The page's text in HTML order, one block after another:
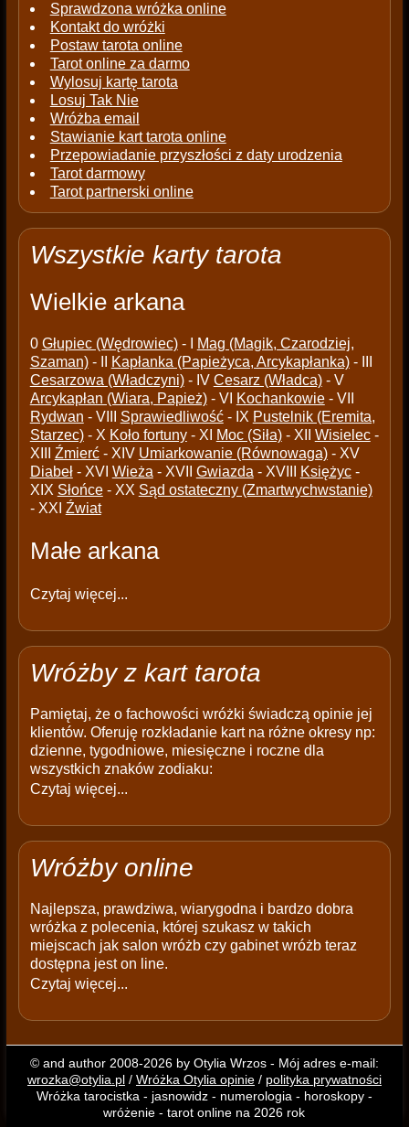
Sprawdzona wróżka online
Kontakt do wróżki
Postaw tarota online
Tarot online za darmo
Wylosuj kartę tarota
Losuj Tak Nie
Wróżba email
Stawianie kart tarota online
Przepowiadanie przyszłości z daty urodzenia
Tarot darmowy
Tarot partnerski online
Wszystkie karty tarota
Wielkie arkana
0 Głupiec (Wędrowiec)- I
Mag (Magik, Czarodziej,
Szaman)- II Kapłanka (Papieżyca, Arcykapłanka)- III
Cesarzowa (Władczyni)- IV Cesarz (Władca)- V
Arcykapłan (Wiara, Papież)- VI Kochankowie- VII
Rydwan - VIII Sprawiedliwość- IX Pustelnik (Eremita,
Starzec)- X Koło fortuny- XI Moc (Siła)- XII Wisielec-
XIII Źmierć- XIV Umiarkowanie (Równowaga)- XV
Diabeł- XVI Wieża - XVII Gwiazda - XVIII Księżyc-
XIX Słońce- XX Sąd ostateczny (Zmartwychwstanie)
- XXI Źwiat
Małe arkana
Czytaj więcej...
Wróżby z kart tarota
Pamiętaj, że o fachowości wróżki świadczą opinie jej
klientów. Oferuję rozkładanie kart na różne okresy np:
dzienne, tygodniowe, miesięczne i roczne dla
wszystkich znaków zodiaku:
Czytaj więcej...
Wróżby online
Najlepsza, prawdziwa, wiarygodna i bardzo dobra
wróżka z polecenia, której szukasz w takich
miejscach jak salon wróżb czy gabinet wróżb teraz
dostępna jest on line.
Czytaj więcej...
© and author 2008-2026 by Otylia Wrzos - Mój adres e-mail:
wrozka@otylia.pl/ Wróżka Otylia opinie/ polityka prywatności
Wróżka tarocistka - jasnowidz - numerologia - horoskopy -
wróżenie - tarot online na 2026 rok